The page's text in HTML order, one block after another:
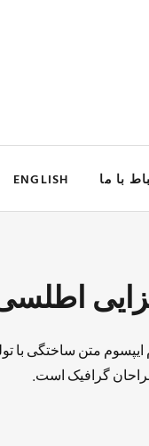
با ما ENGLISH
ایپسوم متن ساختگی با
گرافیک است.